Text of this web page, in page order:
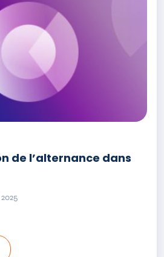
de l’alternance dans